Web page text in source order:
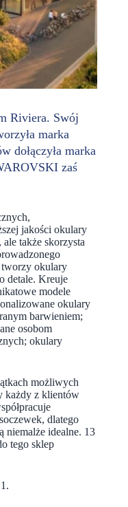
Riviera. Swój
marka
dołączyła marka
zaś
jakości okulary
także skorzysta
okulary
detale. Kreuje
modele
okulary
barwieniem;
osobom
okulary
możliwych
każdy z klientów
dlatego
niemalże idealne. 13
tego sklep